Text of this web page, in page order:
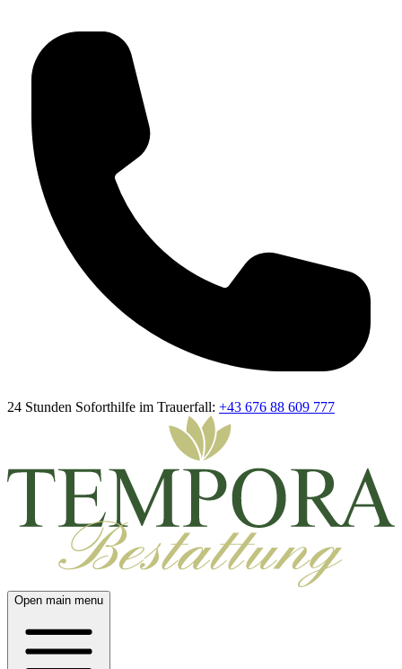
24 Stunden Soforthilfe im Trauerfall: +43 676 88 609 777
Open main menu